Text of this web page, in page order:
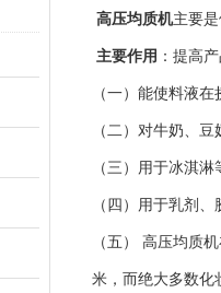
高压均质机主要
主要作用 ：提高
（一）能使料液
（二）对牛奶、
（三）用于冰淇
（四）用于乳剂
（五） 高压均质
米，而绝大多数化